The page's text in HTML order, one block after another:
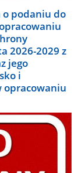
o podaniu do
2026-2029 z
jego
i
opracowaniu